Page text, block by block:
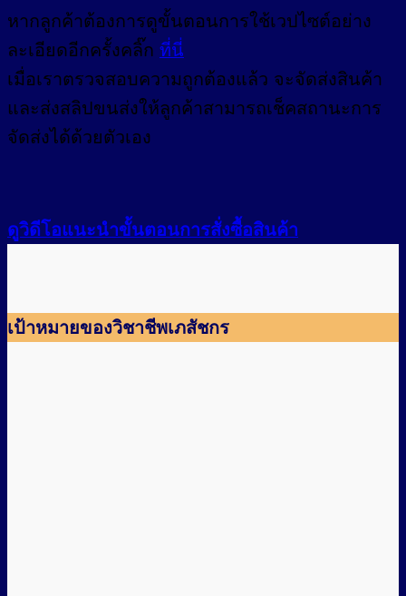
หากลูกค้าต้องการดูขั้นตอนการใช้เวปไซต์อย่าง
ละเอียดอีกครั้งคลิ๊ก ที่นี่
เมื่อเราตรวจสอบความถูกต้องแล้ว จะจัดส่งสินค้า
และส่งสลิปขนส่งให้ลูกค้าสามารถเช็คสถานะการ
จัดส่งได้ด้วยตัวเอง
ดูวิดีโอแนะนำขั้นตอนการสั่งซื้อสินค้า
เป้าหมายของวิชาชีพเภสัชกร